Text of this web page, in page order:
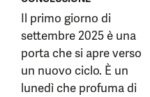
Il primo giorno di
settembre 2025 è una
porta che si apre verso
un nuovo ciclo. È un
lunedì che profuma di